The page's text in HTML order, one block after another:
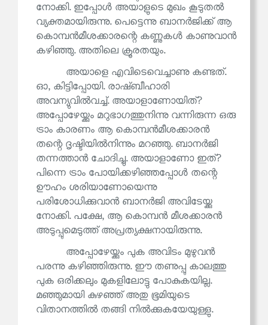
നോക്കി. ഇപ്പോൾ അയാളുടെ മുഖം കൂടുതൽ
വ്യക്തമായിരുന്നു. പെട്ടെന്നു ബാനർജിക്ക് ആ
കൊമ്പൻമീശക്കാരന്റെ കണ്ണുകൾ കാണുവാൻ
കഴിഞ്ഞു. അതിലെ ക്രൂരതയും.
അയാളെ എവിടെവെച്ചാണു കണ്ടത്.
ഓ, കിട്ടിപ്പോയി. രാഷ്ബീഹാരി
അവന്യുവിൽവച്ച്. അയാളാണോയിത്?
അപ്പോഴേയ്ക്കും മറുഭാഗത്തുനിന്നു വന്നിരുന്ന ഒരു
ട്രാം കാരണം ആ കൊമ്പൻമീശക്കാരൻ
തന്റെ ദൃഷ്ടിയിൽനിന്നും മറഞ്ഞു. ബാനർജി
തന്നത്താൻ ചോദിച്ചു. അയാളാണോ ഇത്?
പിന്നെ ട്രാം പോയിക്കഴിഞ്ഞപ്പോൾ തന്റെ
ഊഹം ശരിയാണോയെന്നു
പരിശോധിക്കുവാൻ ബാനർജി അവിടേയ്ക്കു
നോക്കി. പക്ഷേ, ആ കൊമ്പൻ മീശക്കാരൻ
അടുപ്പുമെടുത്ത് അപ്രത്യക്ഷനായിരുന്നു.
അപ്പോഴേയ്ക്കും പുക അവിടം മുഴുവൻ
പരന്നു കഴിഞ്ഞിരുന്നു. ഈ തണുപ്പു കാലത്തു
പുക ഒരിക്കലും മുകളിലോട്ടു പോകുകയില്ല.
മഞ്ഞുമായി കുഴഞ്ഞ് അതു ഭൂമിയുടെ
വിതാനത്തിൽ തങ്ങി നിൽക്കുകയേയുള്ളു.